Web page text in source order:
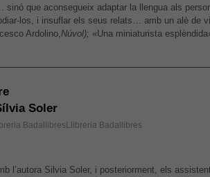
que aconsegueix adaptar la llengua als
los, i insuflar els seus relats… amb un alè de
Ardolino,Núvol);«Una miniaturista
Soler
BadallibresLlibreria Badallibres
l’autora Silvia Soler, i posteriorment, els